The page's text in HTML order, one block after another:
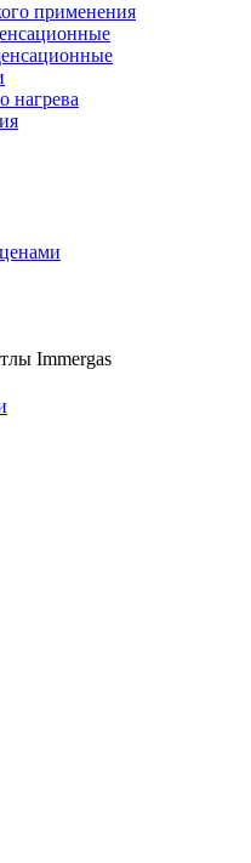
применения
нагрева
Immergas